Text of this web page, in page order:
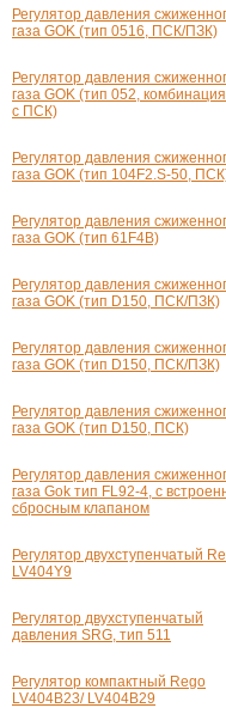
Регулятор давления
газа GOK (тип 0516, ПСК/ПЗК)
Регулятор давления
газа GOK (тип 052, комбинация
с ПСК)
Регулятор давления
газа GOK (тип 104F2.S-50,
Регулятор давления
газа GOK (тип 61F4B)
Регулятор давления
газа GOK (тип D150, ПСК/ПЗК)
Регулятор давления
газа GOK (тип D150, ПСК/ПЗК)
Регулятор давления
газа GOK (тип D150, ПСК)
Регулятор давления
газа Gok тип FL92-4, с
сбросным клапаном
Регулятор двухступенчатый
LV404Y9
Регулятор двухступенчатый
давления SRG, тип 511
Регулятор компактный Rego
LV404B23/ LV404B29